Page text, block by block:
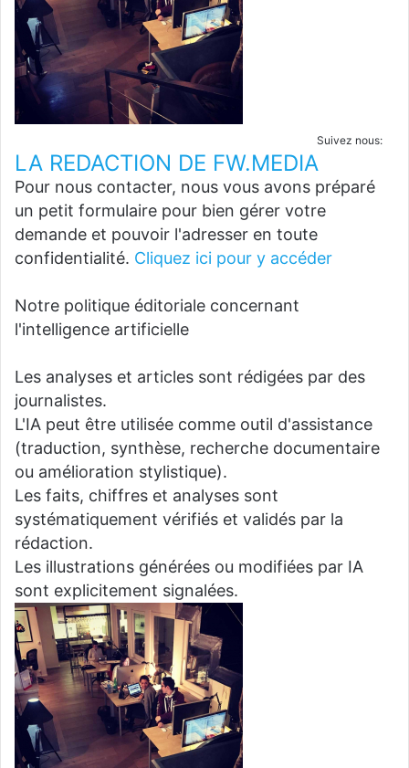
Suivez nous:
LA REDACTION DE FW.MEDIA
Pour nous contacter, nous vous avons préparé
un petit formulaire pour bien gérer votre
demande et pouvoir l'adresser en toute
confidentialité. Cliquez ici pour y accéder
Notre politique éditoriale concernant
l'intelligence artificielle
Les analyses et articles sont rédigées par des
journalistes.
L'IA peut être utilisée comme outil d'assistance
(traduction, synthèse, recherche documentaire
ou amélioration stylistique).
Les faits, chiffres et analyses sont
systématiquement vérifiés et validés par la
rédaction.
Les illustrations générées ou modifiées par IA
sont explicitement signalées.